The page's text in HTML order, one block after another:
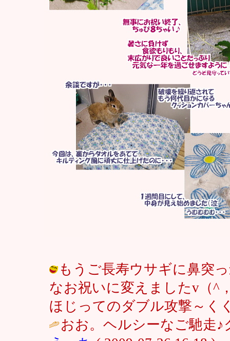
もうご長寿ウサギに鼻突
なお祝いに変えましたv（
ほじってのダブル攻撃～く
おお。ヘルシーなご馳走